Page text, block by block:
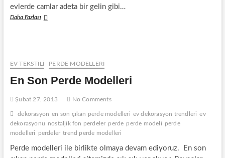
evlerde camlar adeta bir gelin gibi…
Daha FazlasıKruvaze
EV TEKSTİLİ PERDE MODELLERI
En Son Perde Modelleri
Şubat 27, 2013 No Comments
dekorasyon en son çıkan perde modelleri ev dekorasyon trendleri ev
dekorasyonu nostaljik fon perdeler perde perde modeli perde
modelleri
perdeler trend perde modelleri
Perde modelleri ile birlikte olmaya devam ediyoruz. En son